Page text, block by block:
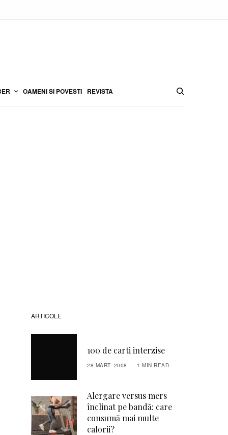
OAMENI SI POVESTI REVISTA
ARTICOLE
100 de carti interzise
28 MART. 2008 1 MIN READ
Alergare versus mers
înclinat pe bandă: care
consumă mai multe
calorii?